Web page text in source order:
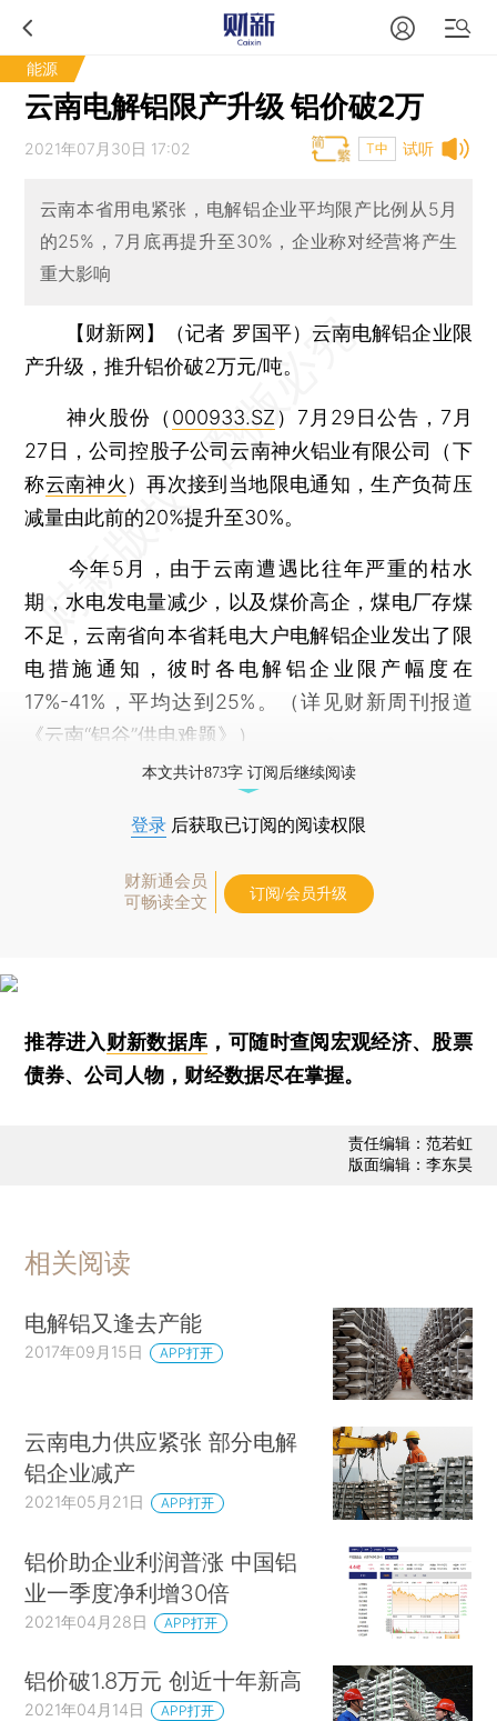
能源
云南电解铝限产升级 铝价破2万
试听
2021年07月30日 17:02 T中
云南本省用电紧张，电解铝企业平均限产比例从5月
的25%，7月底再提升至30%，企业称对经营将产生
重大影响
【财新网】（记者 罗国平） 云南电解铝企业限
产升级，推升铝价破2万元/吨。
神火股份（ 000933.SZ ）7月29日公告，7月
27日，公司控股子公司云南神火铝业有限公司（下
称云南神火 ）再次接到当地限电通知，生产负荷压
减量由此前的20%提升至30%。
今年5月，由于云南遭遇比往年严重的枯水
期，水电发电量减少，以及煤价高企，煤电厂存煤
不足，云南省向本省耗电大户电解铝企业发出了限
电措施通知，彼时各电解铝企业限产幅度在
17%-41%，平均达到25%。（详见财新周刊报道
《云南“铝谷”供电难题》）
本文共计873字 订阅后继续阅读
登录 后获取已订阅的阅读权限
财新通会员
可畅读全文
订阅/会员升级
推荐进入财新数据库 ，可随时查阅宏观经济、股票
债券、公司人物，财经数据尽在掌握。
责任编辑：范若虹
版面编辑：李东昊
相关阅读
电解铝又逢去产能
2017年09月15日 APP打开
云南电力供应紧张 部分电解
铝企业减产
2021年05月21日 APP打开
铝价助企业利润普涨 中国铝
业一季度净利增30倍
2021年04月28日 APP打开
铝价破1.8万元 创近十年新高
2021年04月14日 APP打开